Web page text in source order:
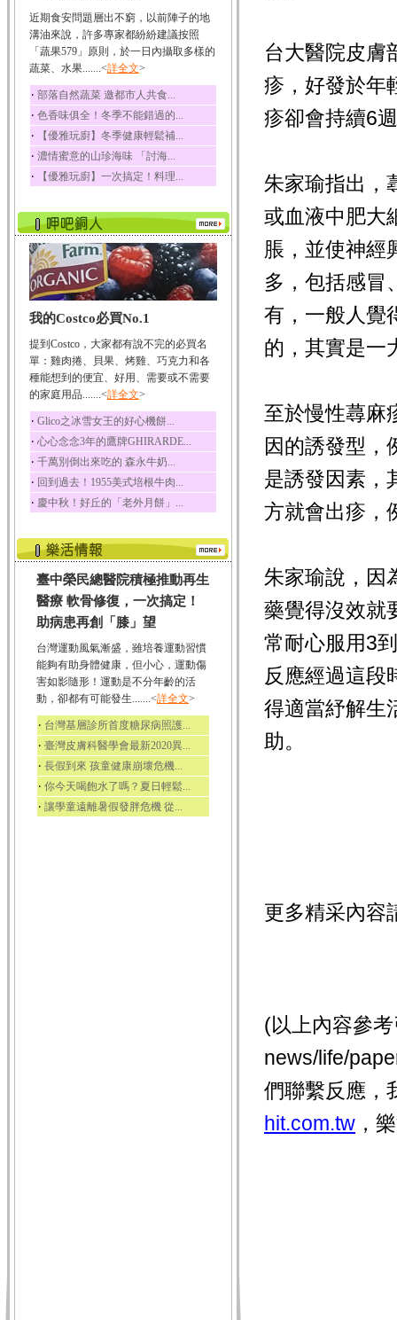
冬瓜
冬瓜營養價值高，鈉含
量極低是水腫病人的...
豆豉
豆豉裡頭含有營養的蛋
白質、脂肪、鈣、磷...
榛果
榛果裡所含的營養素有
蛋白質、脂肪、醣類...
迷迭香
酸、迷迭香酸、植物...
咖啡
咖啡中的咖啡因會刺激
中樞神經系統，特別...
椰子
椰子含有糖類、脂肪、
荔枝
荔枝性質溫和所含的營
養素有醣類、檸檬酸...
五味子
五味子性質溫熱所含營
養成分有揮發油、檸...
草魚
草魚含有維生素A、維生
素C、及豐富的蛋白...
近期食安問題層出不窮，以前陣子的地
溝油來說，許多專家都紛紛建議按照
「蔬果579」原則，於一日內攝取多樣的
蔬菜、水果.......<詳全文>
‧ 部落自然蔬菜 邀都市人共食...
‧ 色香味俱全！冬季不能錯過的...
‧ 【優雅玩廚】冬季健康輕鬆補...
‧ 濃情蜜意的山珍海味 「討海...
‧ 【優雅玩廚】一次搞定！料理...
我的Costco必買No.1
提到Costco，大家都有說不完的必買名
單：雞肉捲、貝果、烤雞、巧克力和各
種能想到的便宜、好用、需要或不需要
的家庭用品.......<詳全文>
‧ Glico之冰雪女王的好心機餅...
‧ 心心念念3年的鷹牌GHIRARDE...
‧ 千萬別倒出來吃的 森永牛奶...
‧ 回到過去！1955美式培根牛肉...
‧ 慶中秋！好丘的「老外月餅」...
臺中榮民總醫院積極推動再生
醫療 軟骨修復，一次搞定！
助病患再創「膝」望
台灣運動風氣漸盛，雖培養運動習慣
能夠有助身體健康，但小心，運動傷
害如影隨形！運動是不分年齡的活
動，卻都有可能發生.......<詳全文>
‧ 台灣基層診所首度糖尿病照護...
‧ 臺灣皮膚科醫學會最新2020異...
‧ 長假到來 孩童健康崩壞危機...
‧ 你今天喝飽水了嗎？夏日輕鬆...
‧ 讓學童遠離暑假發胖危機 從...
台大醫院皮膚
疹，好發於年
疹卻會持續6
朱家瑜指出，
或血液中肥大
脹，並使神經
多，包括感冒
有，一般人覺
的，其實是一
至於慢性蕁麻
因的誘發型，
是誘發因素，
方就會出疹，
朱家瑜說，因
藥覺得沒效就
常耐心服用3
反應經過這段
得適當紓解生
助。
更多精采內容
(以上內容參
news/life/
們聯繫反應，
hit.com.tw ，